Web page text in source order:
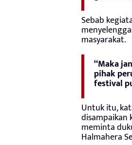
Sebab
masyarakat.
“Maka
pihak
festival
Untuk itu,
disampaikan
meminta
Halmahera